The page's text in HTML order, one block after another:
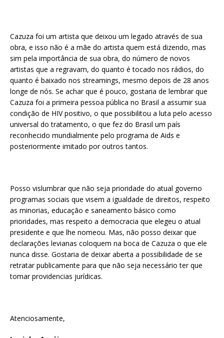
Cazuza foi um artista que deixou um legado através de sua
obra, e isso não é a mãe do artista quem está dizendo, mas
sim pela importância de sua obra, do número de novos
artistas que a regravam, do quanto é tocado nos rádios, do
quanto é baixado nos streamings, mesmo depois de 28 anos
longe de nós. Se achar que é pouco, gostaria de lembrar que
Cazuza foi a primeira pessoa pública no Brasil a assumir sua
condição de HIV positivo, o que possibilitou a luta pelo acesso
universal do tratamento, o que fez do Brasil um país
reconhecido mundialmente pelo programa de Aids e
posteriormente imitado por outros tantos.
Posso vislumbrar que não seja prioridade do atual governo
programas sociais que visem a igualdade de direitos, respeito
as minorias, educação e saneamento básico como
prioridades, mas respeito a democracia que elegeu o atual
presidente e que lhe nomeou. Mas, não posso deixar que
declarações levianas coloquem na boca de Cazuza o que ele
nunca disse. Gostaria de deixar aberta a possibilidade de se
retratar publicamente para que não seja necessário ter que
tomar providencias jurídicas.
Atenciosamente,